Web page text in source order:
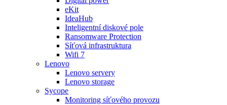
eKit
IdeaHub
Inteligentní diskové pole
Ransomware Protection
Síťová infrastruktura
Wifi 7
Lenovo
Lenovo servery
Lenovo storage
Sycope
Monitoring síťového provozu